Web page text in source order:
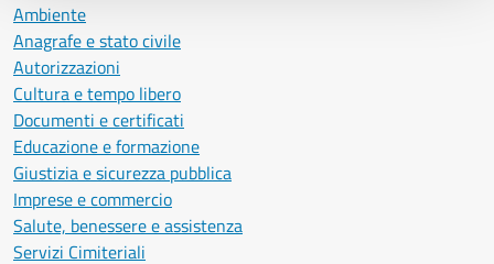
Ambiente
Anagrafe e stato civile
Autorizzazioni
Cultura e tempo libero
Documenti e certificati
Educazione e formazione
Giustizia e sicurezza pubblica
Imprese e commercio
Salute, benessere e assistenza
Servizi Cimiteriali